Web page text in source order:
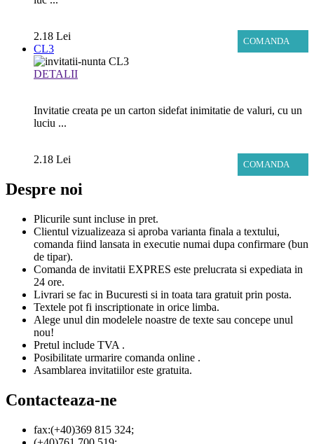
COMANDA
2.18 Lei
CL3
DETALII
Invitatie creata pe un carton sidefat inimitatie de valuri, cu un
luciu ...
COMANDA
2.18 Lei
Despre noi
Plicurile sunt incluse in pret.
Clientul vizualizeaza si aproba varianta finala a textului,
comanda fiind lansata in executie numai dupa confirmare (bun
de tipar).
Comanda de invitatii EXPRES este prelucrata si expediata in
24 ore.
Livrari se fac in Bucuresti si in toata tara gratuit prin posta.
Textele pot fi inscriptionate in orice limba.
Alege unul din modelele noastre de texte sau concepe unul
nou!
Pretul include TVA .
Posibilitate urmarire comanda online .
Asamblarea invitatiilor este gratuita.
Contacteaza-ne
fax:(+40)369 815 324;